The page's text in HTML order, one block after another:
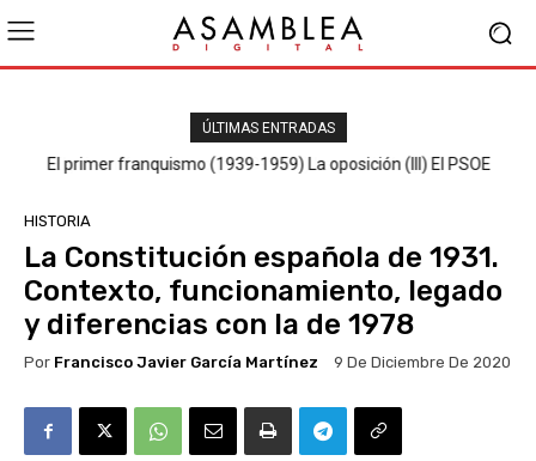
ÚLTIMAS ENTRADAS
El primer franquismo (1939-1959) La oposición (III) El PSOE
HISTORIA
La Constitución española de 1931.
Contexto, funcionamiento, legado
y diferencias con la de 1978
Por Francisco Javier García Martínez 9 De Diciembre De 2020